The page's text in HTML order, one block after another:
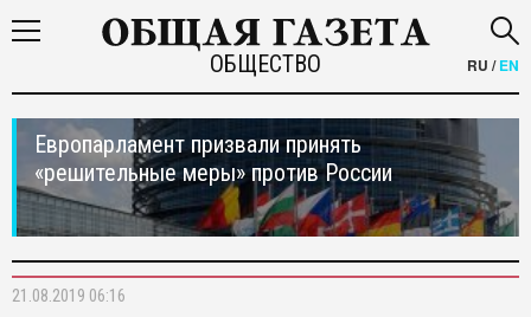
ОБЩЕСТВО RU /EN
Европарламент призвали принять
«решительные меры» против России
21.08.2019 06:16